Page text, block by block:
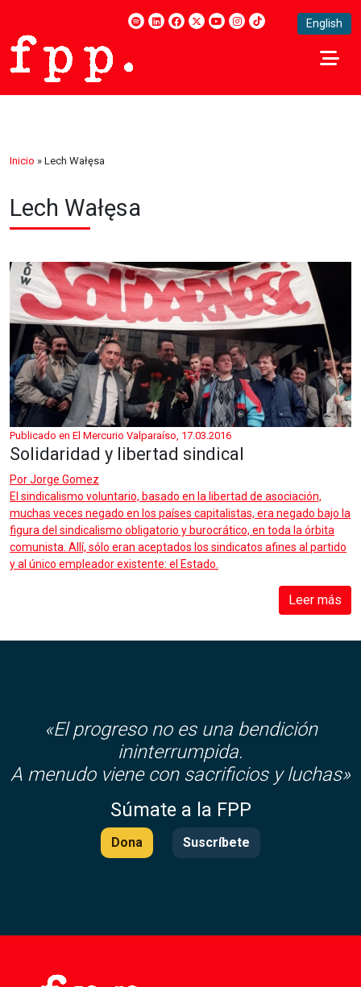
English
Inicio » Lech Wałęsa
Lech Wałęsa
Publicado en El Mercurio Valparaíso, 17.03.2016
Solidaridad y libertad sindical
PorJorge Gomez
El sindicalismo voluntario, basado en la libertad de asociación,
muchas veces negado en los países capitalistas, era negado bajo la
figura del sindicalismo obligatorio y burocrático, en toda la órbita
comunista. Allí, sólo eran aceptados los sindicatos afines al partido
y al único empleador existente: el Estado.
Leer más
«El progreso no es una bendición
ininterrumpida.
A menudo viene con sacrificios y luchas»
Súmate a la FPP
Dona Suscríbete